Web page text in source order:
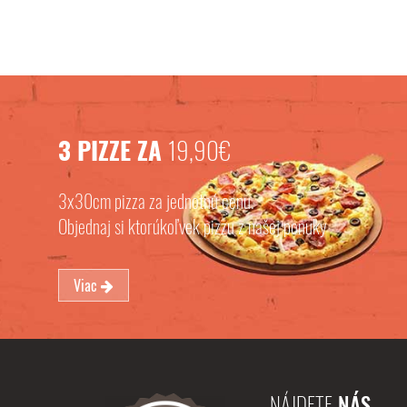
3 PIZZE ZA 19,90€
3x30cm pizza za jednotnú cenu.
Objednaj si ktorúkoľvek pizzu z našej ponuky
Viac